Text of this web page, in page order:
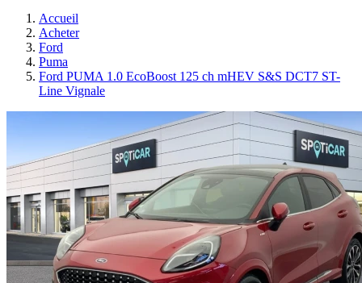
Accueil
Acheter
Ford
Puma
Ford PUMA 1.0 EcoBoost 125 ch mHEV S&S DCT7 ST-
Line Vignale